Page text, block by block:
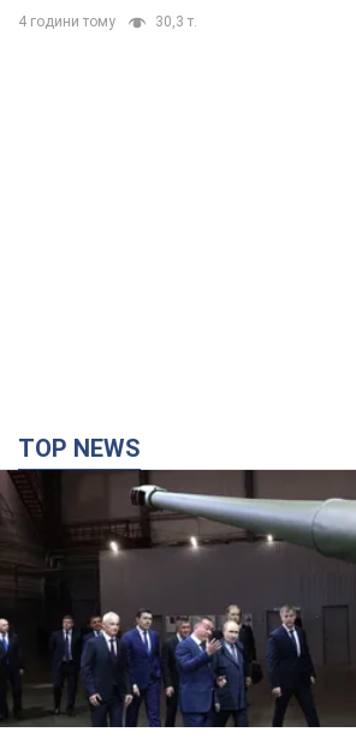
4 години тому 30,3 т.
TOP NEWS